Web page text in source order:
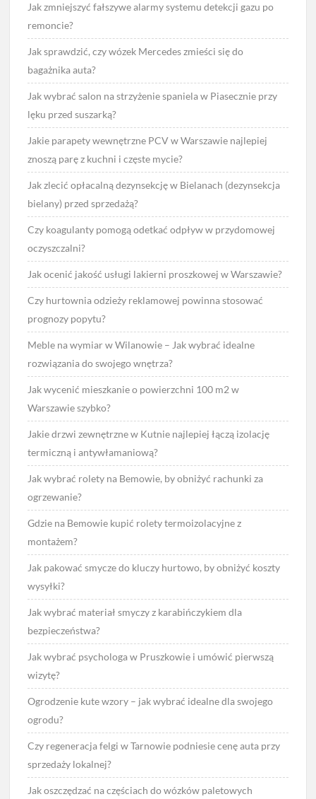
Jak zmniejszyć fałszywe alarmy systemu detekcji gazu po
remoncie?
Jak sprawdzić, czy wózek Mercedes zmieści się do
bagażnika auta?
Jak wybrać salon na strzyżenie spaniela w Piasecznie przy
lęku przed suszarką?
Jakie parapety wewnętrzne PCV w Warszawie najlepiej
znoszą parę z kuchni i częste mycie?
Jak zlecić opłacalną dezynsekcję w Bielanach (dezynsekcja
bielany) przed sprzedażą?
Czy koagulanty pomogą odetkać odpływ w przydomowej
oczyszczalni?
Jak ocenić jakość usługi lakierni proszkowej w Warszawie?
Czy hurtownia odzieży reklamowej powinna stosować
prognozy popytu?
Meble na wymiar w Wilanowie – Jak wybrać idealne
rozwiązania do swojego wnętrza?
Jak wycenić mieszkanie o powierzchni 100 m2 w
Warszawie szybko?
Jakie drzwi zewnętrzne w Kutnie najlepiej łączą izolację
termiczną i antywłamaniową?
Jak wybrać rolety na Bemowie, by obniżyć rachunki za
ogrzewanie?
Gdzie na Bemowie kupić rolety termoizolacyjne z
montażem?
Jak pakować smycze do kluczy hurtowo, by obniżyć koszty
wysyłki?
Jak wybrać materiał smyczy z karabińczykiem dla
bezpieczeństwa?
Jak wybrać psychologa w Pruszkowie i umówić pierwszą
wizytę?
Ogrodzenie kute wzory – jak wybrać idealne dla swojego
ogrodu?
Czy regeneracja felgi w Tarnowie podniesie cenę auta przy
sprzedaży lokalnej?
Jak oszczędzać na częściach do wózków paletowych